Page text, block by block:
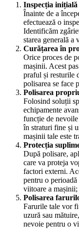
Inspecția inițială
Înainte de a
efectuează o
Identificăm
starea generală a
Curățarea în
Orice proces de
mașinii. Acest
praful și resturile
polisarea se face
Polisarea
Folosind soluții
echipamente
funcție de
în straturi fine și
mașinii tale este
Protecția
După polisare,
care va proteja
factori externi.
pentru o
viitoare a mașinii;
Polisarea
Farurile tale vor
uzură sau
nevoie pentru o